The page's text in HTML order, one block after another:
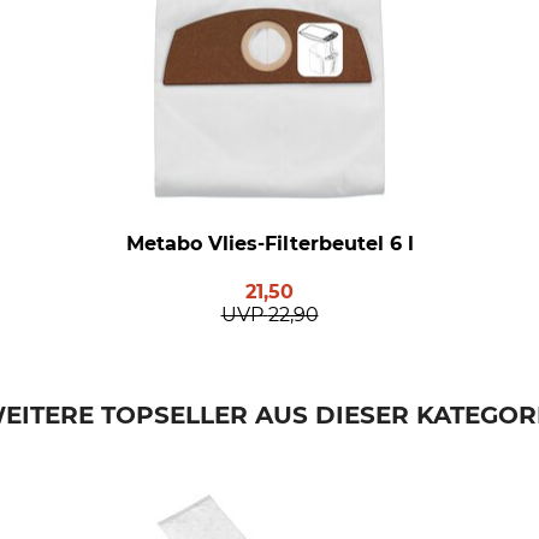
Metabo Vlies-Filterbeutel 6 l
21,50
UVP 22,90
TOPSELLER AUS DIESER